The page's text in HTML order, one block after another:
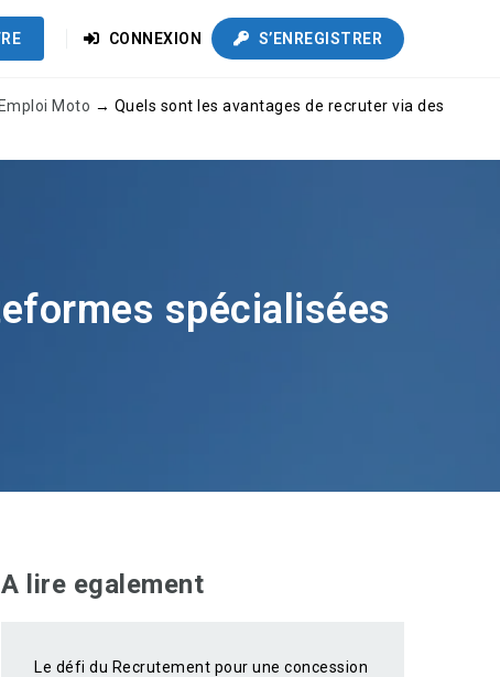
CONNEXION S’ENREGISTRER
Moto → Quels sont les avantages de recruter via des
spécialisées
A lire egalement
Le défi du Recrutement pour une concession